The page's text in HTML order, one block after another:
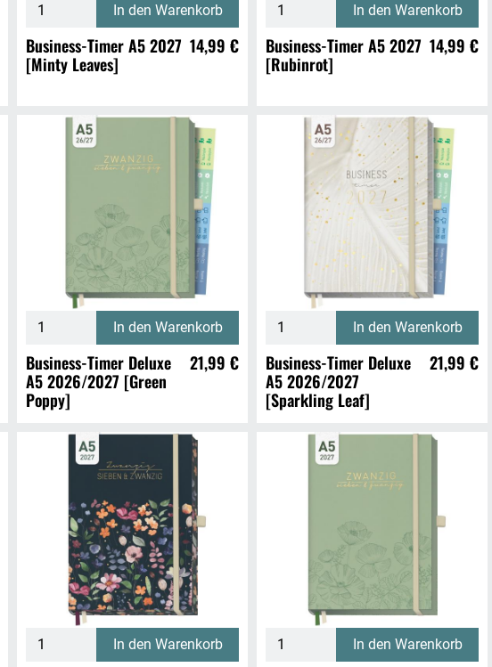
In den Warenkorb
Business-Timer A5 2027
[Minty Leaves]
14,99 €
In den Warenkorb
Business-Timer A5 2027
[Rubinrot]
14,99 €
In den Warenkorb
Business-Timer Deluxe
A5 2026/2027 [Green
Poppy]
21,99 €
In den Warenkorb
Business-Timer Deluxe
A5 2026/2027
[Sparkling Leaf]
21,99 €
In den Warenkorb In den Warenkorb